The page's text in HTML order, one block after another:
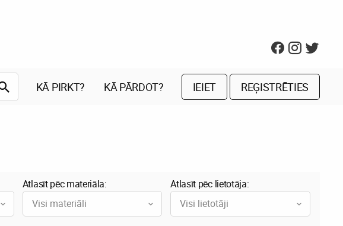
KĀ PIRKT? KĀ PĀRDOT? IEIET REĢISTRĒTIES
Atlasīt pēc materiāla:
Visi materiāli
Atlasīt pēc lietotāja:
Visi lietotāji